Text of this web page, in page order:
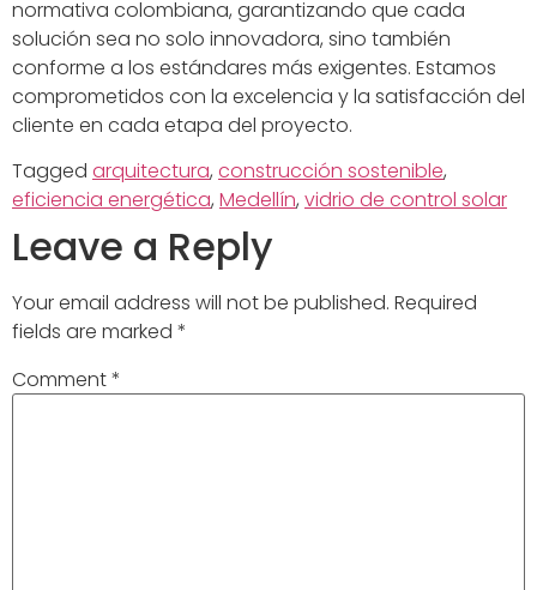
normativa colombiana, garantizando que cada
solución sea no solo innovadora, sino también
conforme a los estándares más exigentes. Estamos
comprometidos con la excelencia y la satisfacción del
cliente en cada etapa del proyecto.
Tagged arquitectura, construcción sostenible,
eficiencia energética, Medellín, vidrio de control solar
Leave a Reply
Your email address will not be published. Required
fields are marked *
Comment*